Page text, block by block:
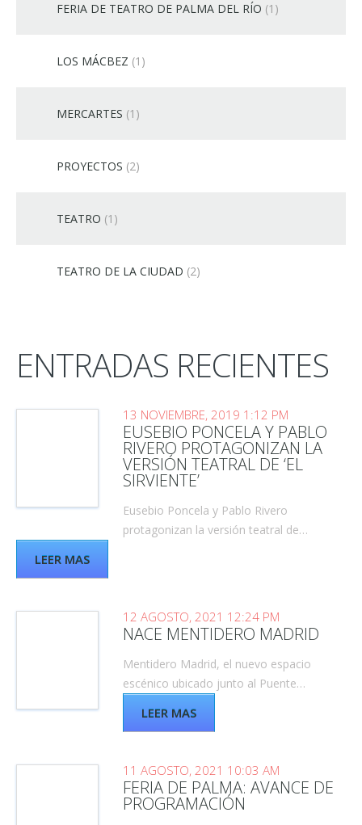
FERIA DE TEATRO DE PALMA DEL RÍO (1)
LOS MÁCBEZ (1)
MERCARTES (1)
PROYECTOS (2)
TEATRO (1)
TEATRO DE LA CIUDAD (2)
ENTRADAS RECIENTES
13 NOVIEMBRE, 2019 1:12 PM
EUSEBIO PONCELA Y PABLO
RIVERO PROTAGONIZAN LA
VERSIÓN TEATRAL DE ‘EL
SIRVIENTE’
Eusebio Poncela y Pablo Rivero
protagonizan la versión teatral de…
LEER MAS
12 AGOSTO, 2021 12:24 PM
NACE MENTIDERO MADRID
Mentidero Madrid, el nuevo espacio
escénico ubicado junto al Puente…
LEER MAS
11 AGOSTO, 2021 10:03 AM
FERIA DE PALMA: AVANCE DE
PROGRAMACIÓN